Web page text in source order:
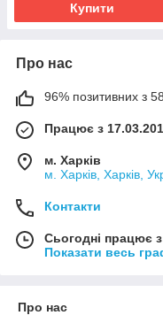
Купити
Про нас
96% позитивних з 58
Працює з
м. Харків
м. Харків, Харків,
Контакти
Сьогодні працює
Показати весь
Про нас